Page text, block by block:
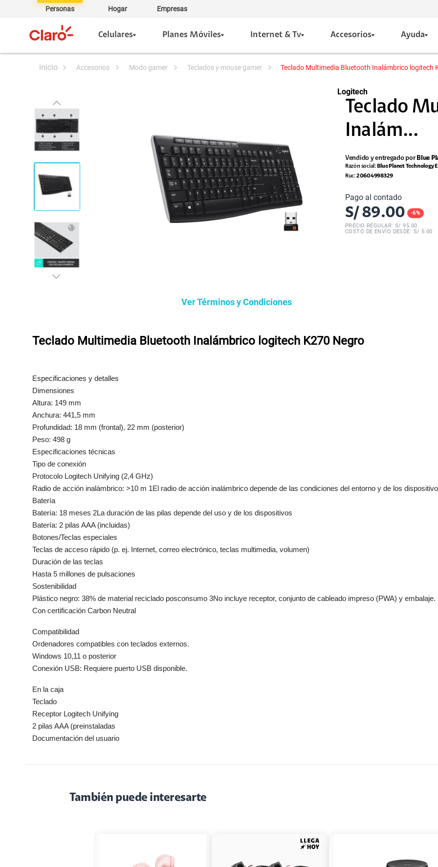
Personas Hogar Empresas
Celulares Planes Móviles Internet & Tv Accesorios Ayuda
accesorios modo gamer teclados y mouse gamer Teclado Multimedia Bluetooth Inalámbrico logitech
Ver Términos y Condiciones
Logitech
Teclado
Inalám...
Vendido y entregado por Blue
Razón social: Blue Planet Technology
Ruc:20604998329
Pago al contado
S/ 89.00 -6%
PRECIO REGULAR: S/95.00
COSTO DE ENVÍO DESDE: S/ 5.00
Teclado Multimedia Bluetooth Inalámbrico logitech K270 Negro
Especificaciones y detalles
Dimensiones
Altura: 149 mm
Anchura: 441,5 mm
Profundidad: 18 mm (frontal), 22 mm (posterior)
Peso: 498 g
Especificaciones técnicas
Tipo de conexión
Protocolo Logitech Unifying (2,4 GHz)
Radio de acción inalámbrico: >10 m 1El radio de acción inalámbrico depende de las condiciones del entorno y de los
Batería
Batería: 18 meses 2La duración de las pilas depende del uso y de los dispositivos
Batería: 2 pilas AAA (incluidas)
Botones/Teclas especiales
Teclas de acceso rápido (p. ej. Internet, correo electrónico, teclas multimedia, volumen)
Duración de las teclas
Hasta 5 millones de pulsaciones
Sostenibilidad
Plástico negro: 38% de material reciclado posconsumo 3No incluye receptor, conjunto de cableado impreso (PWA) y embalaje.
Con certificación Carbon Neutral
Compatibilidad
Ordenadores compatibles con teclados externos.
Windows 10,11 o posterior
Conexión USB: Requiere puerto USB disponible.
En la caja
Teclado
Receptor Logitech Unifying
2 pilas AAA (preinstaladas
Documentación del usuario
También puede interesarte